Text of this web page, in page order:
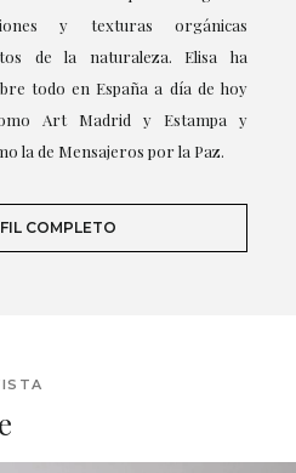
y texturas orgánicas
de la naturaleza. Elisa ha
todo en España a día de hoy
Art Madrid y Estampa y
la de Mensajeros por la Paz.
COMPLETO